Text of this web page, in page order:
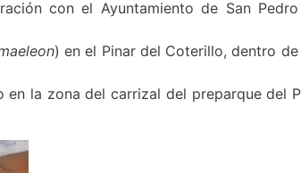
con el Ayuntamiento de San
) en el Pinar del Coterillo, dentro
la zona del carrizal del preparque del